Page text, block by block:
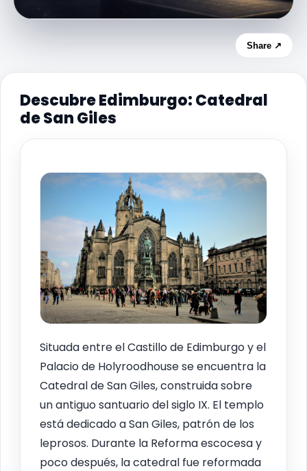
Share ↗
Descubre Edimburgo: Catedral
de San Giles
Situada entre el Castillo de Edimburgo y el
Palacio de Holyroodhouse se encuentra la
Catedral de San Giles, construida sobre
un antiguo santuario del siglo IX. El templo
está dedicado a San Giles, patrón de los
leprosos. Durante la Reforma escocesa y
poco después, la catedral fue reformada